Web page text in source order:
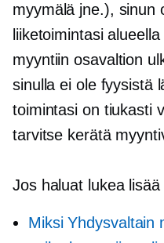
myymälä jne.), sinun
liiketoimintasi
myyntiinosavaltion
sinulla ei ole fyysistä
toimintasi on tiukasti
tarvitse kerätä
Jos haluat lukea
Miksi Yhdysvaltain